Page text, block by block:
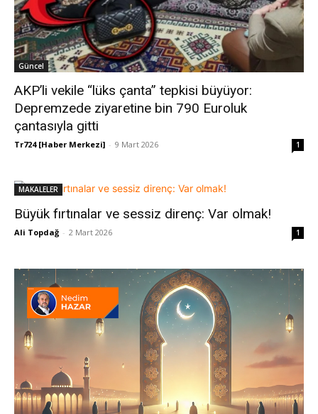
Güncel
AKP’li vekile “lüks çanta” tepkisi büyüyor:
Depremzede ziyaretine bin 790 Euroluk
çantasıyla gitti
Tr724 [Haber Merkezi] - 9 Mart 2026 1
MAKALELER
Büyük fırtınalar ve sessiz direnç: Var olmak!
Ali Topdağ - 2 Mart 2026 1